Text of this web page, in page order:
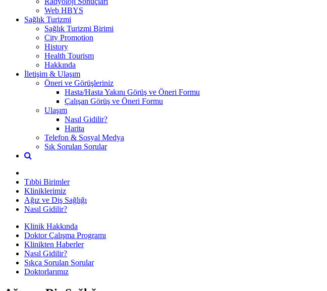
Web HBYS
Sağlık Turizmi
Sağlık Turizmi Birimi
City Promotion
History
Health Tourism
Hakkında
İletişim & Ulaşım
Öneri ve Görüşleriniz
Hasta/Hasta Yakını Görüş ve Öneri Formu
Çalışan Görüş ve Öneri Formu
Ulaşım
Nasıl Gidilir?
Harita
Telefon & Sosyal Medya
Sık Sorulan Sorular
Tıbbi Birimler
Kliniklerimiz
Ağız ve Diş Sağlığı
Nasıl Gidilir?
Klinik Hakkında
Doktor Çalışma Programı
Klinikten Haberler
Nasıl Gidilir?
Sıkça Sorulan Sorular
Doktorlarımız